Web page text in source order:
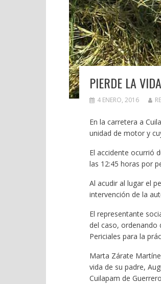
PIERDE LA
4 ENERO, 2016
En la carretera a
unidad de motor y
El accidente ocurrió
las 12:45 horas por
Al acudir al lugar el
intervención de la
El representante
del caso, ordenando
Periciales para la
Marta Zárate
vida de su padre,
Cuilapam de